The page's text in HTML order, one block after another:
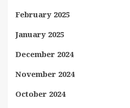
February 2025
January 2025
December 2024
November 2024
October 2024